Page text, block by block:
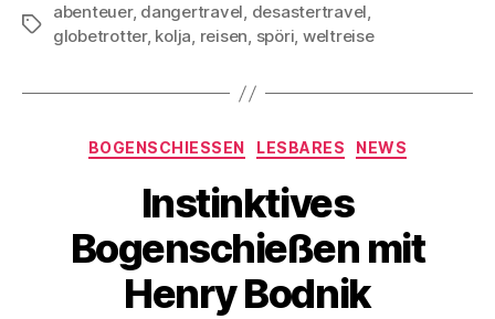
Schlagwörter
abenteuer, dangertravel, desastertravel,
globetrotter, kolja, reisen, spöri, weltreise
Kategorien
BOGENSCHIESSEN LESBARES NEWS
Instinktives
Bogenschießen mit
Henry Bodnik